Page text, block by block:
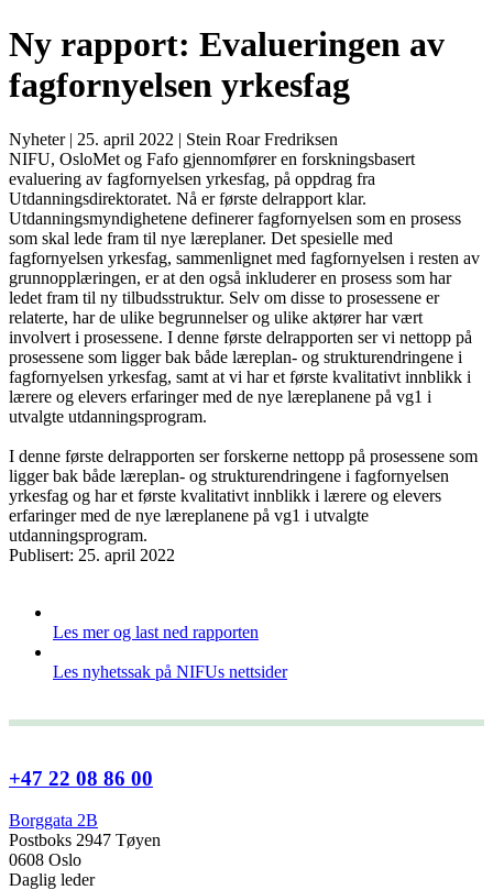
Ny rapport: Evalueringen av
fagfornyelsen yrkesfag
Nyheter | 25. april 2022 | Stein Roar Fredriksen
NIFU, OsloMet og Fafo gjennomfører en forskningsbasert
evaluering av fagfornyelsen yrkesfag, på oppdrag fra
Utdanningsdirektoratet. Nå er første delrapport klar.
Utdanningsmyndighetene definerer fagfornyelsen som en prosess
som skal lede fram til nye læreplaner. Det spesielle med
fagfornyelsen yrkesfag, sammenlignet med fagfornyelsen i resten av
grunnopplæringen, er at den også inkluderer en prosess som har
ledet fram til ny tilbudsstruktur. Selv om disse to prosessene er
relaterte, har de ulike begrunnelser og ulike aktører har vært
involvert i prosessene. I denne første delrapporten ser vi nettopp på
prosessene som ligger bak både læreplan- og strukturendringene i
fagfornyelsen yrkesfag, samt at vi har et første kvalitativt innblikk i
lærere og elevers erfaringer med de nye læreplanene på vg1 i
utvalgte utdanningsprogram.
I denne første delrapporten ser forskerne nettopp på prosessene som
ligger bak både læreplan- og strukturendringene i fagfornyelsen
yrkesfag og har et første kvalitativt innblikk i lærere og elevers
erfaringer med de nye læreplanene på vg1 i utvalgte
utdanningsprogram.
Publisert: 25. april 2022
Les mer og last ned rapporten
Les nyhetssak på NIFUs nettsider
+47 22 08 86 00
Borggata 2B
Postboks 2947 Tøyen
0608 Oslo
Daglig leder